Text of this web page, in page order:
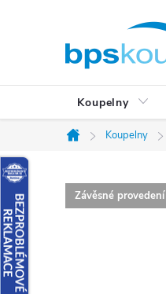
Koupelny
Domů
Koupelny
Závěsné provedení